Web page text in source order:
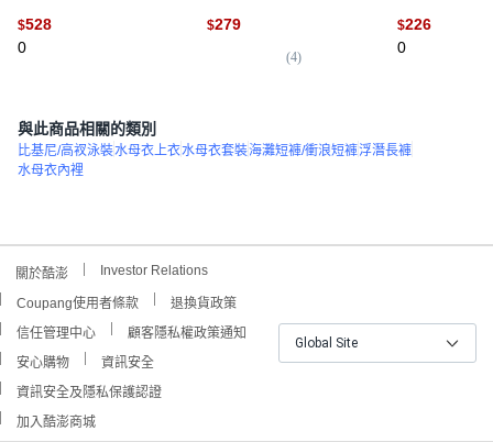
115斤】
$528
0
$279
(4)
$226
0
與此商品相關的類別
比基尼/高衩泳裝水母衣上衣水母衣套裝海灘短褲/衝浪短褲浮潛長褲
水母衣內裡
關於酷澎 Investor Relations
Coupang使用者條款
退換貨政策
信任管理中心
顧客隱私權政策通知
安心購物
資訊安全
資訊安全及隱私保護認證
加入酷澎商城
Global Site